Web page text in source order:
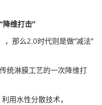
降维打击”
，那么2.0时代则是做“减法”
统淋膜工艺的一次降维打
利用水性分散技术，